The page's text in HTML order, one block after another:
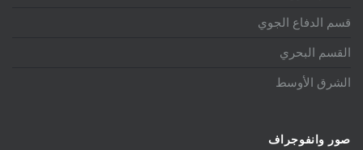
قسم الدفاع الجوي
القسم البحري
الشرق الأوسط
صور وانفوجراف